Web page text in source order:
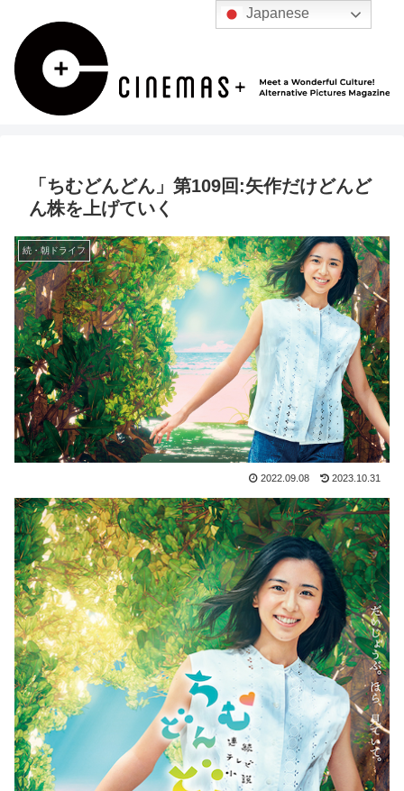
「ちむどんどん」第109回:矢作だけどんど
ん株を上げていく
続・朝ドライフ
2022.09.08 2023.10.31
Japanese